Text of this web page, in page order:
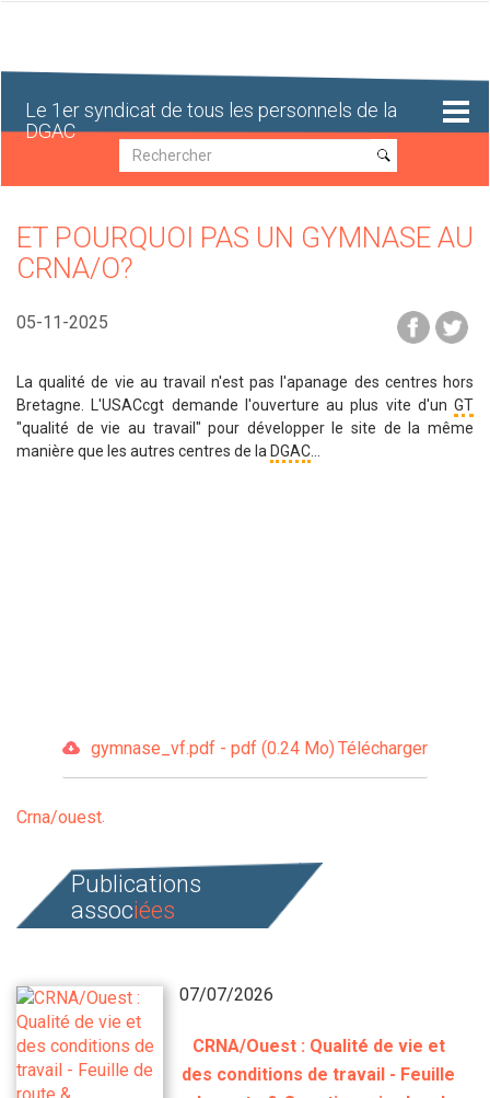
Le 1er syndicat de tous les personnels de la
DGAC
Recherche
Recherche
ET POURQUOI PAS UN GYMNASE AU
CRNA/O?
05-11-2025
La qualité de vie au travail n'est pas l'apanage des centres hors
Bretagne. L'USACcgt demande l'ouverture au plus vite d'un GT
"qualité de vie au travail" pour développer le site de la même
manière que les autres centres de la DGAC
gymnase_vf.pdf - pdf (0.24 Mo) Télécharger
Crna/ouest
Publications
associées
07/07/2026
CRNA/Ouest : Qualité de vie et
des conditions de travail - Feuille